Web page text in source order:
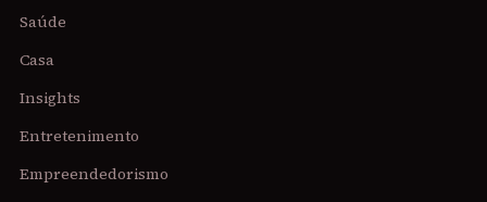
Saúde
Casa
Insights
Entretenimento
Empreendedorismo